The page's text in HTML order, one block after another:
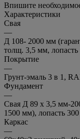
Впишите
Характеристики
Свая
—
Д 108- 2000 мм
толщ. 3,5 мм,
Покрытие
—
Грунт-эмаль 3 в 1,
Фундамент
—
Свая Д 89 х 3,5 мм-
1500 мм), лопасть
Каркас
—